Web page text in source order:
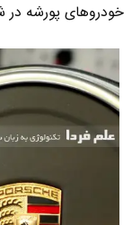
خودروهای پورشه در